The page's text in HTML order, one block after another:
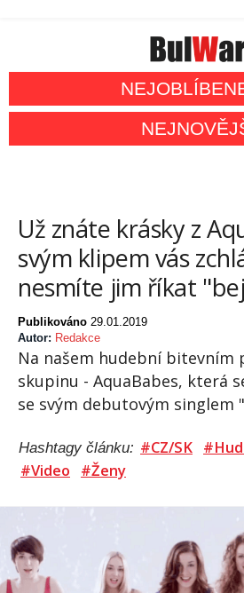
Už znáte krásky z
svým klipem vás
nesmíte jim říkat
Publikováno 29.01.2019
Autor: Redakce
Na našem hudební bitevním
skupinu - AquaBabes, která
se svým debutovým singlem
Hashtagy článku: #CZ/SK
#Video
#Ženy